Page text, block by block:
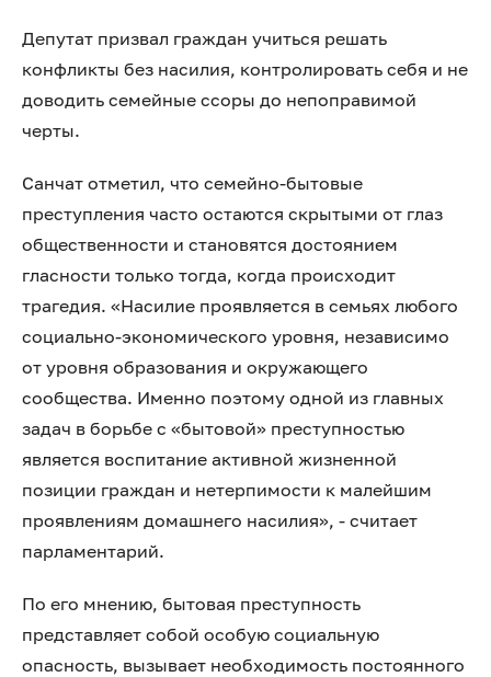
Депутат призвал граждан учиться решать
конфликты без насилия, контролировать себя и не
доводить семейные ссоры до непоправимой
черты.
Санчат отметил, что семейно-бытовые
преступления часто остаются скрытыми от глаз
общественности и становятся достоянием
гласности только тогда, когда происходит
трагедия. «Насилие проявляется в семьях любого
социально-экономического уровня, независимо
от уровня образования и окружающего
сообщества. Именно поэтому одной из главных
задач в борьбе с «бытовой» преступностью
является воспитание активной жизненной
позиции граждан и нетерпимости к малейшим
проявлениям домашнего насилия», - считает
парламентарий.
По его мнению, бытовая преступность
представляет собой особую социальную
опасность, вызывает необходимость постоянного